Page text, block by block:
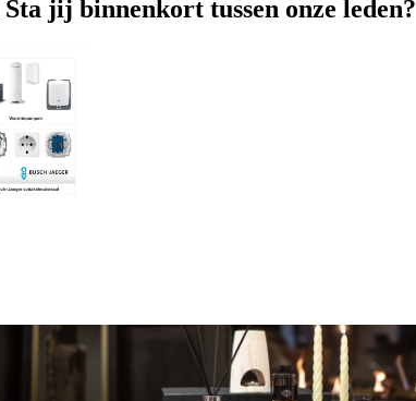
Sta jij binnenkort tussen onze leden?